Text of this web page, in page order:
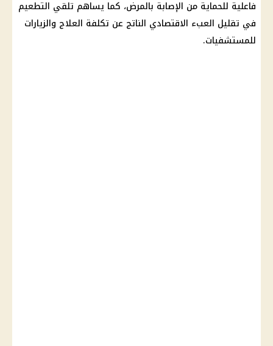
فاعلية للحماية من الإصابة بالمرض، كما يساهم تلقي التطعيم
في تقليل العبء الاقتصادي الناتج عن تكلفة العلاج والزيارات
للمستشفيات.